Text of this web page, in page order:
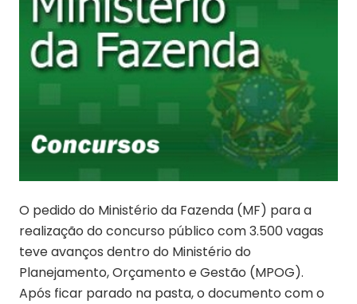
O pedido do Ministério da Fazenda (MF) para a
realização do concurso público com 3.500 vagas
teve avanços dentro do Ministério do
Planejamento, Orçamento e Gestão (MPOG).
Após ficar parado na pasta, o documento com o